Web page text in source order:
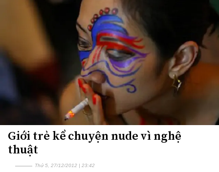
Giới trẻ kể chuyện nude vì nghệ
thuật
Thứ 5, 27/12/2012 | 23:42